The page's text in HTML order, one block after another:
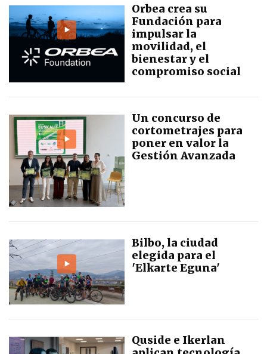
Orbea crea su
Fundación para
impulsar la
movilidad, el
bienestar y el
compromiso social
Un concurso de
cortometrajes para
poner en valor la
Gestión Avanzada
Bilbo, la ciudad
elegida para el
'Elkarte Eguna'
Quside e Ikerlan